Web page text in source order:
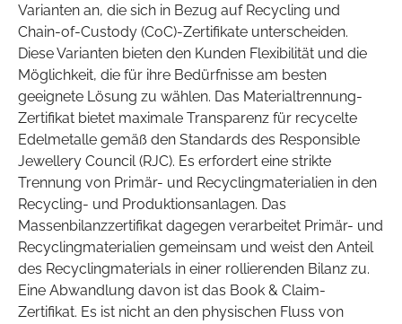
Varianten an, die sich in Bezug auf Recycling und
Chain-of-Custody (CoC)-Zertifikate unterscheiden.
Diese Varianten bieten den Kunden Flexibilität und die
Möglichkeit, die für ihre Bedürfnisse am besten
geeignete Lösung zu wählen. Das Materialtrennung-
Zertifikat bietet maximale Transparenz für recycelte
Edelmetalle gemäß den Standards des Responsible
Jewellery Council (RJC). Es erfordert eine strikte
Trennung von Primär- und Recyclingmaterialien in den
Recycling- und Produktionsanlagen. Das
Massenbilanzzertifikat dagegen verarbeitet Primär- und
Recyclingmaterialien gemeinsam und weist den Anteil
des Recyclingmaterials in einer rollierenden Bilanz zu.
Eine Abwandlung davon ist das Book & Claim-
Zertifikat. Es ist nicht an den physischen Fluss von